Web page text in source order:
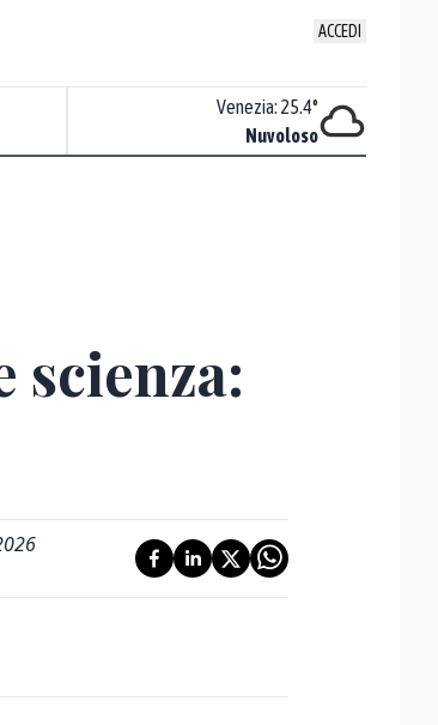
ACCEDI
Venezia: 25.4°
Nuvoloso
scienza: